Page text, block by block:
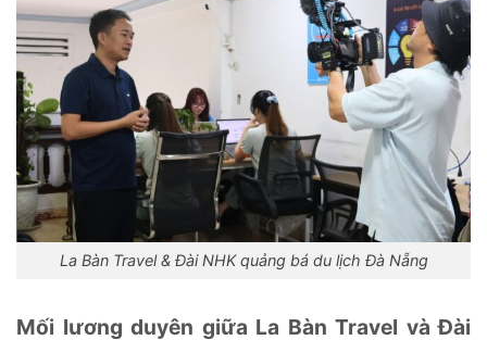
La Bàn Travel & Đài NHK quảng bá du lịch Đà Nẵng
Mối lương duyên giữa La Bàn Travel và Đài